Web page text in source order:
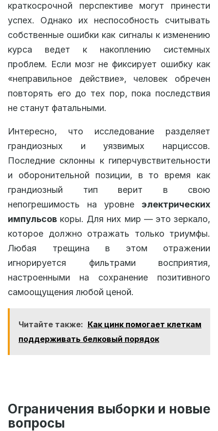
краткосрочной перспективе могут принести
успех. Однако их неспособность считывать
собственные ошибки как сигналы к изменению
курса ведет к накоплению системных
проблем. Если мозг не фиксирует ошибку как
«неправильное действие», человек обречен
повторять его до тех пор, пока последствия
не станут фатальными.
Интересно, что исследование разделяет
грандиозных и уязвимых нарциссов.
Последние склонны к гиперчувствительности
и оборонительной позиции, в то время как
грандиозный тип верит в свою
непогрешимость на уровне электрических
импульсов коры. Для них мир — это зеркало,
которое должно отражать только триумфы.
Любая трещина в этом отражении
игнорируется фильтрами восприятия,
настроенными на сохранение позитивного
самоощущения любой ценой.
Читайте также: Как цинк помогает клеткам
поддерживать белковый порядок
Ограничения выборки и новые
вопросы